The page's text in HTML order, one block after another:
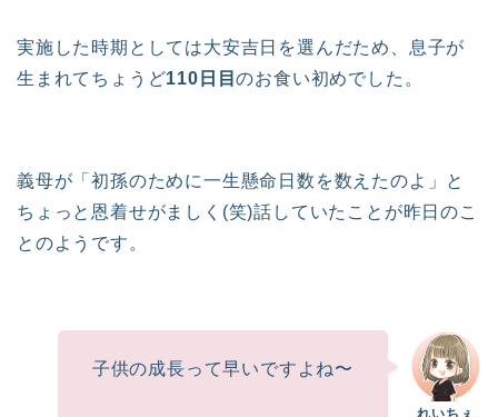
実施した時期としては大安吉日を選んだため、息子が
生まれてちょうど110日目のお食い初めでした。
義母が「初孫のために一生懸命日数を数えたのよ」と
ちょっと恩着せがましく(笑)話していたことが昨日のこ
とのようです。
子供の成長って早いですよね〜